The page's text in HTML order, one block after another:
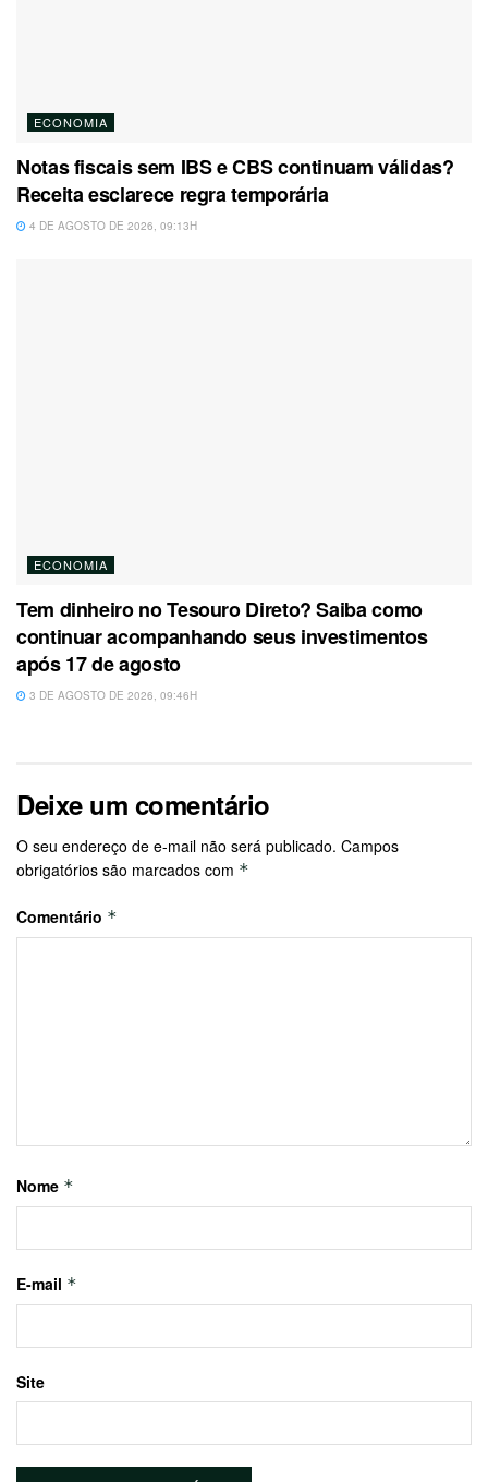
ECONOMIA
Notas fiscais sem IBS e CBS continuam válidas?
Receita esclarece regra temporária
4 DE AGOSTO DE 2026, 09:13H
ECONOMIA
Tem dinheiro no Tesouro Direto? Saiba como
continuar acompanhando seus investimentos
após 17 de agosto
3 DE AGOSTO DE 2026, 09:46H
Deixe um comentário
O seu endereço de e-mail não será publicado. Campos
obrigatórios são marcados com *
Comentário *
Nome *
E-mail *
Site